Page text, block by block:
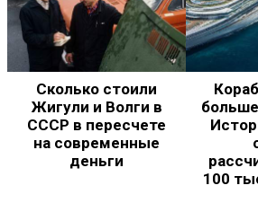
Сколько стоили
Жигули и Волги в
СССР в пересчете
на современные
деньги
100